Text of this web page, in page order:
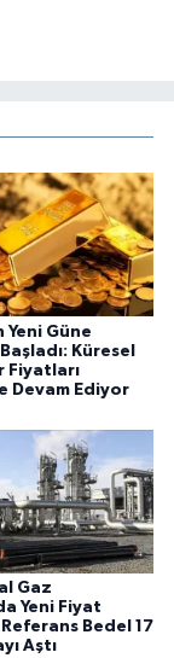
Yeni Güne
Küresel
Fiyatları
Devam Ediyor
Gaz
Yeni Fiyat
Referans Bedel 17
Aştı